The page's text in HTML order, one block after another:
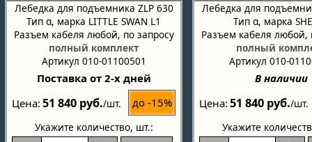
Лебедка для подъемника ZLP 630
Тип α, марка LITTLE SWAN L1
Разъем кабеля любой, по запросу
полный комплект
Артикул 010-01100501
Поставка от 2-х дней
Цена 51 840 руб./шт. до -15%
Укажите количество, шт.:
Лебедка для
Тип α, марка
Разъем кабеля любой,
полный
Артикул 010-
В наличии
Цена 51 840 руб./шт.
Укажите